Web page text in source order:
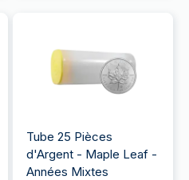
Tube 25 Pièces
d'Argent - Maple Leaf -
Années Mixtes